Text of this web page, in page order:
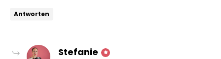
Antworten
Stefanie sagt: